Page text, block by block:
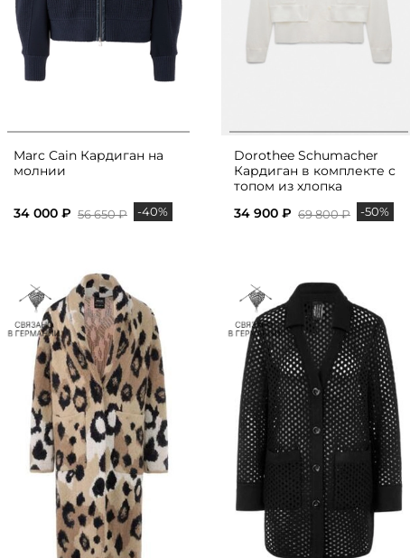
Marc Cain Кардиган на
молнии
34 000 ₽ 56 650 ₽ -40%
Dorothee Schumacher
Кардиган в комплекте с
топом из хлопка
34 900 ₽ 69 800 ₽ -50%